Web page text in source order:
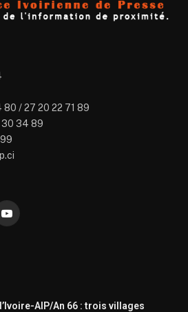
/ 27 20 22 71 89
30 34 89
YouTube
AIP/An 66 : trois villages